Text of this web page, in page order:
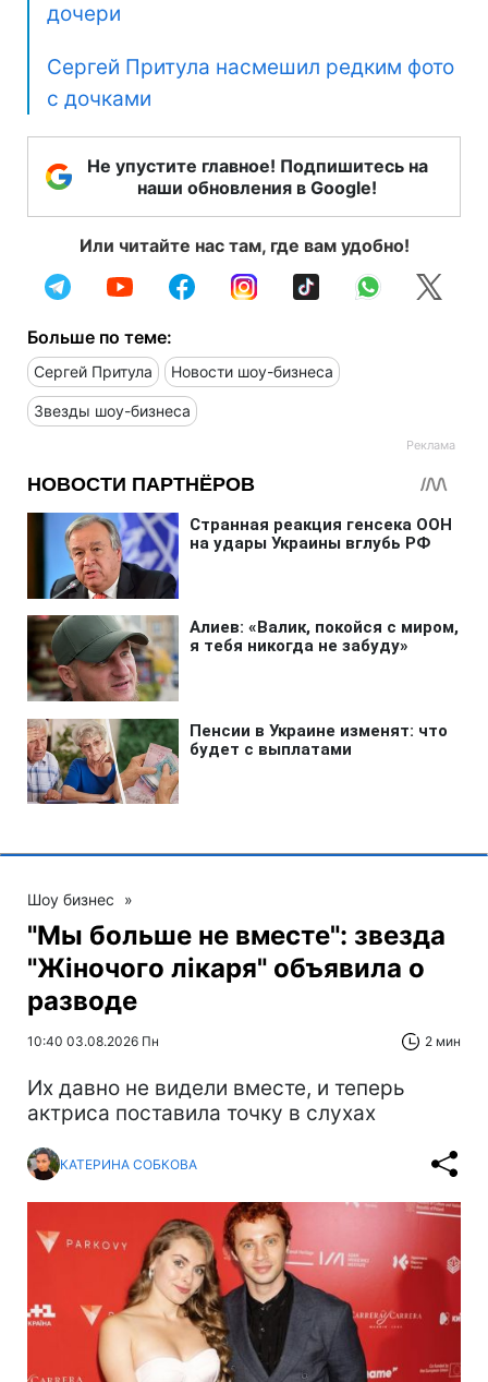
дочери
Сергей Притула насмешил редким фото
с дочками
Не упустите главное! Подпишитесь на
наши обновления в Google!
Или читайте нас там, где вам удобно!
Больше по теме:
Сергей Притула Новости шоу-бизнеса
Звезды шоу-бизнеса
Шоу бизнес »
"Мы больше не вместе": звезда
"Жіночого лікаря" объявила о
разводе
10:40 03.08.2026 Пн 2 мин
Их давно не видели вместе, и теперь
актриса поставила точку в слухах
КАТЕРИНА СОБКОВА